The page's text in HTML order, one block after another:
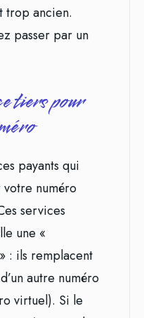
trop ancien.
passer par un
tiers pour
payants qui
numéro
services
une «
: ils remplacent
autre numéro
virtuel). Si le